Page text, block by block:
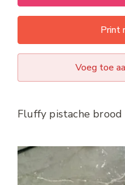
Print
Voeg toe
Fluffy pistache brood